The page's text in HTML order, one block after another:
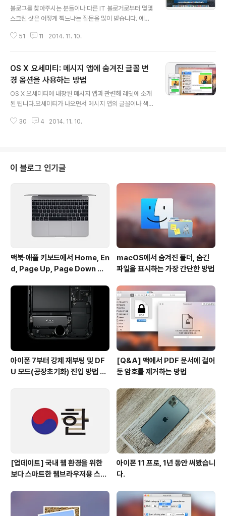
블로그를 찾아주시는 분들이나 다른 IT 블로거로부터 몇몇
스크린 샷은 어떻게 찍느냐는 질문을 많이 받습니다. 예컨
의 경우 스크린 샷 캡처 기능이 작동하지 않아 디지털카메
에 때때로 OS X 신∙구 버전의 비교샷이 올라올 때가 있는
데 맥에 두 버전을 모두 설치했는지도 자주 받는 질문입니
다.이럴 때 제가 사용하는 방법은 바로 '가상화 소프트웨
어'입니다. 보통 맥에서 윈도 운영체제를 사용하기 위해 패
저는 맥 운영체제를 가상으로 구동하기 위해 이런 소프트
51 11 2014. 11. 10.
OS X 요세미티: 메시지 앱에 숨겨진 글꼴 변
경 옵션을 사용하는 방법
OS X 요세미티에 내장된 메시지 앱과 관련해 레딧에 소개
된 팁니다.요세미티가 나오면서 메시지 앱의 글꼴이나 색
기 정도만 변경할 수 있게 됐습니다. 운영체제 업그레이드
요, 알고보니 글꼴 종류와 크기를 사용자 마음대로 수정할
수 있는 옵션이 OS X 요세미티에 숨겨져 있는 것으로 알려
졌습니다. 단순히 어떤 시스템 설정 하나를 꺼야하는 간단
한 조건이 따라붙습니다.시스템 환경설정 ▸ 손쉬운 사용 ▸
디스플레이에 들어가 '투명도 감소' 옵션을 체크합니다. ▼
이제 메시지 앱을 실행하고 환경..
30 4 2014. 11. 10.
이 블로그 인기글
맥북∙애플 키보드에서 Home, En
d, Page Up, Page Down 키
macOS에서 숨겨진 폴더, 숨긴
파일을 표시하는 가장 간단한 방법
아이폰 7부터 강제 재부팅 및 DF
U 모드(공장초기화) 진입 방법 변
[Q&A] 맥에서 PDF 문서에 걸어
둔 암호를 제거하는 방법
[업데이트] 국내 웹 환경을 위한
보다 스마트한 웹브라우저용 스타
아이폰 11 프로, 1년 동안 써봤습니
다.